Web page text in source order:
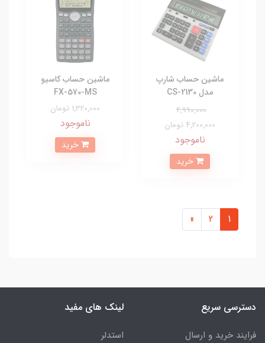
ماشین حساب شارپ
مدل CS-2130
4,990,000
4,200,000 تومان
ناموجود
ماشین حساب کاسیو
FX-570-MS
1,320,000 تومان
ناموجود
1
2
»
دسترسی سریع
فرایند خرید و ارسال
لینک های مفید
استدلر